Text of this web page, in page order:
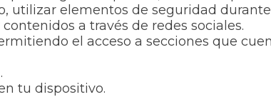
utilizar elementos de seguridad
a través de redes sociales.
el acceso a secciones que
tu dispositivo.